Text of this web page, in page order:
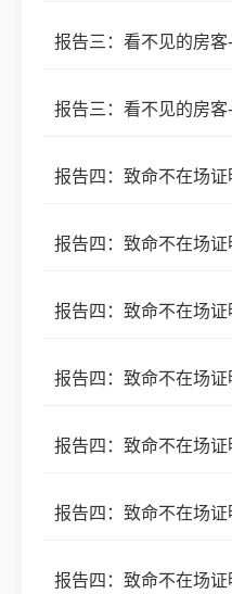
报告三：看不见的房客
报告三：看不见的房客
报告四：致命不在场证
报告四：致命不在场证
报告四：致命不在场证
报告四：致命不在场证
报告四：致命不在场证
报告四：致命不在场证
报告四：致命不在场证